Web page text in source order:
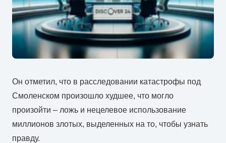
Он отметил, что в расследовании катастрофы под
Смоленском произошло худшее, что могло
произойти – ложь и нецелевое использование
миллионов злотых, выделенных на то, чтобы узнать
правду.